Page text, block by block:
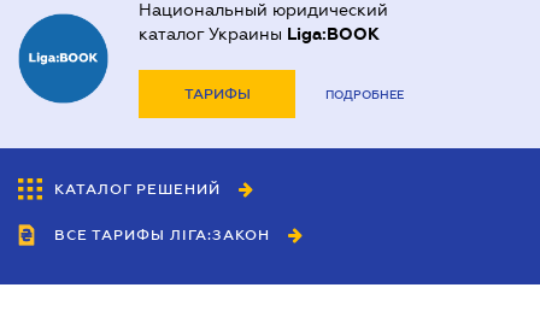
Национальный юридический
каталог Украины Liga:BOOK
ТАРИФЫ ПОДРОБНЕЕ
КАТАЛОГ РЕШЕНИЙ
ВСЕ ТАРИФЫ ЛІГА:ЗАКОН